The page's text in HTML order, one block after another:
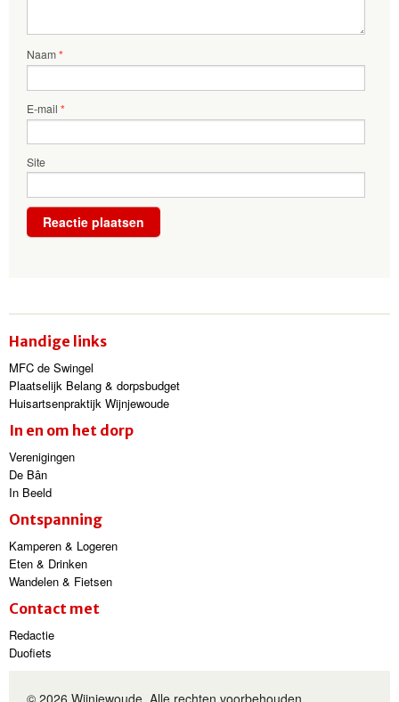
Naam*
E-mail *
Site
Handige links
MFC de Swingel
Plaatselijk Belang & dorpsbudget
Huisartsenpraktijk Wijnjewoude
In en om het dorp
Verenigingen
De Bân
In Beeld
Ontspanning
Kamperen & Logeren
Eten & Drinken
Wandelen & Fietsen
Contact met
Redactie
Duofiets
© 2026 Wijnjewoude. Alle rechten voorbehouden.